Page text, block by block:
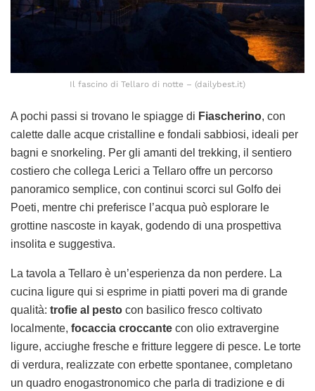
Il fascino di Tellaro di notte – (dailybest.it)
A pochi passi si trovano le spiagge di Fiascherino, con
calette dalle acque cristalline e fondali sabbiosi, ideali per
bagni e snorkeling. Per gli amanti del trekking, il sentiero
costiero che collega Lerici a Tellaro offre un percorso
panoramico semplice, con continui scorci sul Golfo dei
Poeti, mentre chi preferisce l’acqua può esplorare le
grottine nascoste in kayak, godendo di una prospettiva
insolita e suggestiva.
La tavola a Tellaro è un’esperienza da non perdere. La
cucina ligure qui si esprime in piatti poveri ma di grande
qualità: trofie al pesto con basilico fresco coltivato
localmente, focaccia croccante con olio extravergine
ligure, acciughe fresche e fritture leggere di pesce. Le torte
di verdura, realizzate con erbette spontanee, completano
un quadro enogastronomico che parla di tradizione e di